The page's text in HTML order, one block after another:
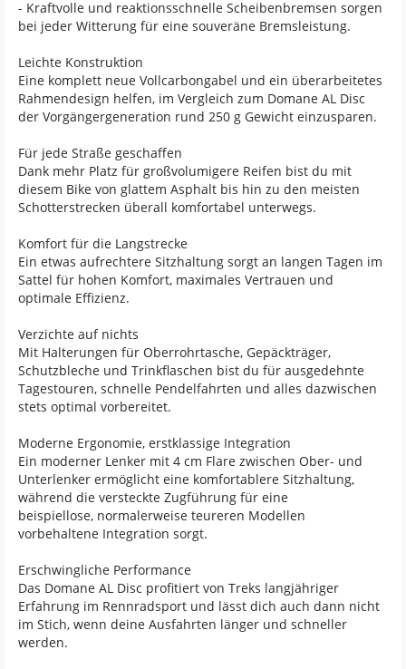
- Kraftvolle und reaktionsschnelle Scheibenbremsen sorgen
bei jeder Witterung für eine souveräne Bremsleistung.
Leichte Konstruktion
Eine komplett neue Vollcarbongabel und ein überarbeitetes
Rahmendesign helfen, im Vergleich zum Domane AL Disc
der Vorgängergeneration rund 250 g Gewicht einzusparen.
Für jede Straße geschaffen
Dank mehr Platz für großvolumigere Reifen bist du mit
diesem Bike von glattem Asphalt bis hin zu den meisten
Schotterstrecken überall komfortabel unterwegs.
Komfort für die Langstrecke
Ein etwas aufrechtere Sitzhaltung sorgt an langen Tagen im
Sattel für hohen Komfort, maximales Vertrauen und
optimale Effizienz.
Verzichte auf nichts
Mit Halterungen für Oberrohrtasche, Gepäckträger,
Schutzbleche und Trinkflaschen bist du für ausgedehnte
Tagestouren, schnelle Pendelfahrten und alles dazwischen
stets optimal vorbereitet.
Moderne Ergonomie, erstklassige Integration
Ein moderner Lenker mit 4 cm Flare zwischen Ober- und
Unterlenker ermöglicht eine komfortablere Sitzhaltung,
während die versteckte Zugführung für eine
beispiellose, normalerweise teureren Modellen
vorbehaltene Integration sorgt.
Erschwingliche Performance
Das Domane AL Disc profitiert von Treks langjähriger
Erfahrung im Rennradsport und lässt dich auch dann nicht
im Stich, wenn deine Ausfahrten länger und schneller
werden.